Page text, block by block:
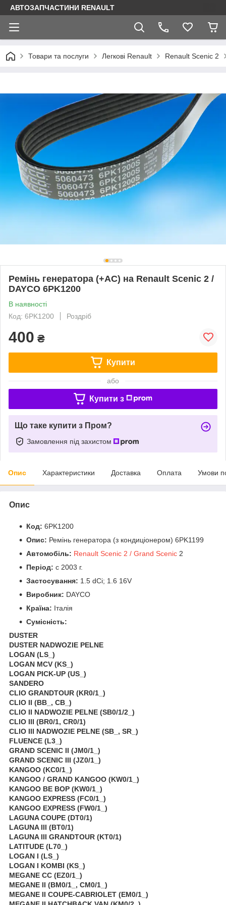
АВТОЗАПЧАСТИНИ RENAULT
Товари та послуги Легкові Renault Renault Scenic 2
Ремінь генератора (+AC) на Renault Scenic 2 /
DAYCO 6PK1200
В наявності
Код: 6PK1200
Роздріб
400 ₴
Купити
або
Купити з
Що таке купити з Пром?
Замовлення під захистом
Опис Характеристики Доставка Оплата Умови
Опис
Код: 6PK1200
Опис: Ремінь генератора (з кондиціонером) 6PK1199
Автомобіль: Renault Scenic 2 / Grand Scenic 2
Період: c 2003 г.
Застосування: 1.5 dCi; 1.6 16V
Виробник: DAYCO
Країна: Італія
Сумісність:
DUSTER
DUSTER NADWOZIE PELNE
LOGAN (LS_)
LOGAN MCV (KS_)
LOGAN PICK-UP (US_)
SANDERO
CLIO GRANDTOUR (KR0/1_)
CLIO II (BB_, CB_)
CLIO II NADWOZIE PELNE (SB0/1/2_)
CLIO III (BR0/1, CR0/1)
CLIO III NADWOZIE PELNE (SB_, SR_)
FLUENCE (L3_)
GRAND SCENIC II (JM0/1_)
GRAND SCENIC III (JZ0/1_)
KANGOO (KC0/1_)
KANGOO / GRAND KANGOO (KW0/1_)
KANGOO BE BOP (KW0/1_)
KANGOO EXPRESS (FC0/1_)
KANGOO EXPRESS (FW0/1_)
LAGUNA COUPE (DT0/1)
LAGUNA III (BT0/1)
LAGUNA III GRANDTOUR (KT0/1)
LATITUDE (L70_)
LOGAN I (LS_)
LOGAN I KOMBI (KS_)
MEGANE CC (EZ0/1_)
MEGANE II (BM0/1_, CM0/1_)
MEGANE II COUPE-CABRIOLET (EM0/1_)